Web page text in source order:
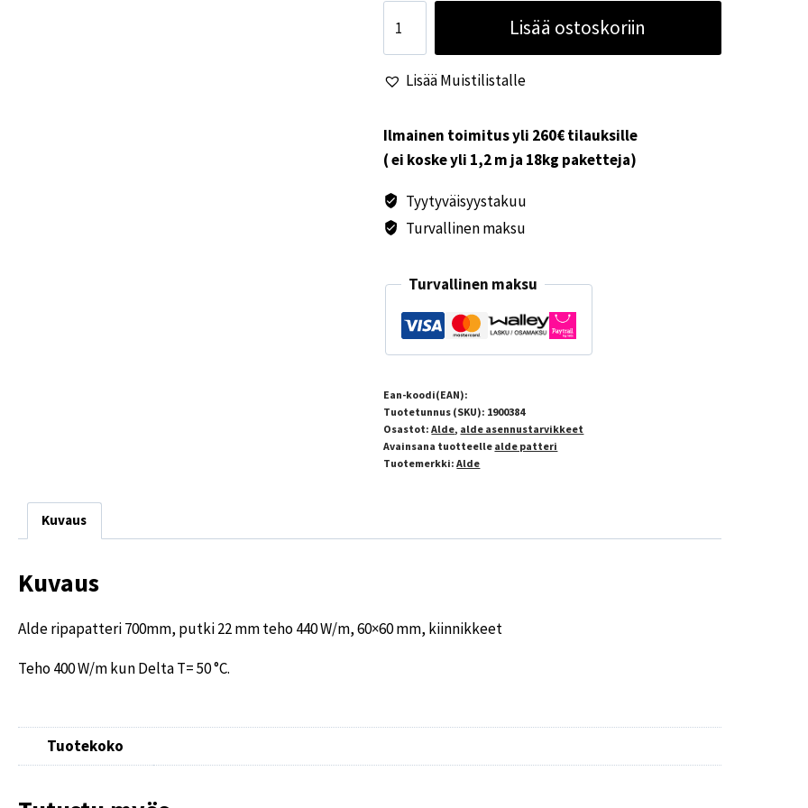
ripapatteri
700mm
määrä
Lisää ostoskoriin
Lisää Muistilistalle
Ilmainen toimitus yli 260€ tilauksille
( ei koske yli 1,2 m ja 18kg paketteja)
Tyytyväisyystakuu
Turvallinen maksu
Turvallinen maksu
Ean-koodi(EAN):
Tuotetunnus (SKU): 1900384
Osastot:Alde, alde asennustarvikkeet
Avainsana tuotteelle alde patteri
Tuotemerkki:Alde
Kuvaus
Kuvaus
Alde ripapatteri 700mm, putki 22 mm teho 440 W/m, 60×60 mm, kiinnikkeet
Teho 400 W/m kun Delta T= 50 °C.
Tuotekoko